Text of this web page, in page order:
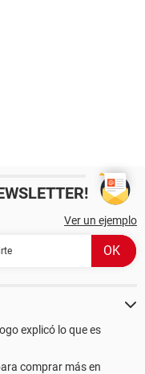
Ver un ejemplo
explicó lo que es
comprar más en